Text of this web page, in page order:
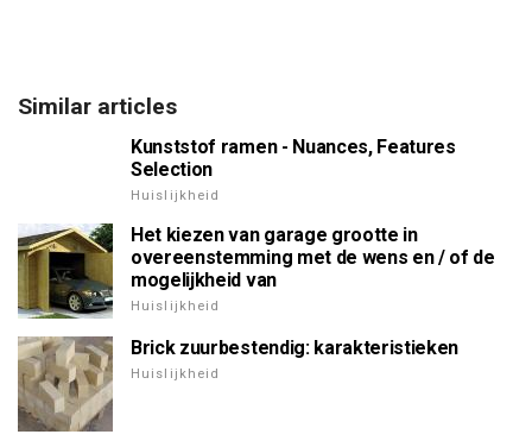
Similar articles
Kunststof ramen - Nuances, Features
Selection
Huislijkheid
Het kiezen van garage grootte in
overeenstemming met de wens en / of de
mogelijkheid van
Huislijkheid
Brick zuurbestendig: karakteristieken
Huislijkheid